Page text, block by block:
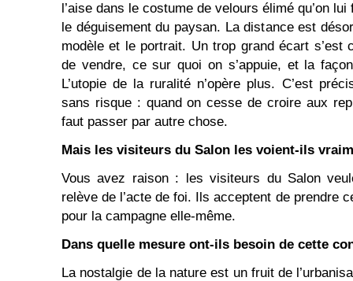
l’aise dans le costume de velours élimé qu’on
le déguisement du paysan. La distance est
modèle et le portrait. Un trop grand écart s’est
de vendre, ce sur quoi on s’appuie, et la
L’utopie de la ruralité n’opère plus. C’est
sans risque : quand on cesse de croire aux
faut passer par autre chose.
Mais les visiteurs du Salon les voient-ils
Vous avez raison : les visiteurs du Salon
relève de l’acte de foi. Ils acceptent de prendre
pour la campagne elle-même.
Dans quelle mesure ont-ils besoin de cette
La nostalgie de la nature est un fruit de